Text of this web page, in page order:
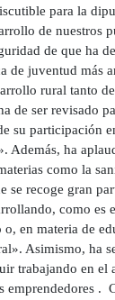
para la
de nuestros
de que ha
de juventud más
rural tanto
de ser revisado
su participación
Además, ha
como la
se recoge gran
como es
en materia de
Asimismo, ha
trabajando en el
emprendedores .